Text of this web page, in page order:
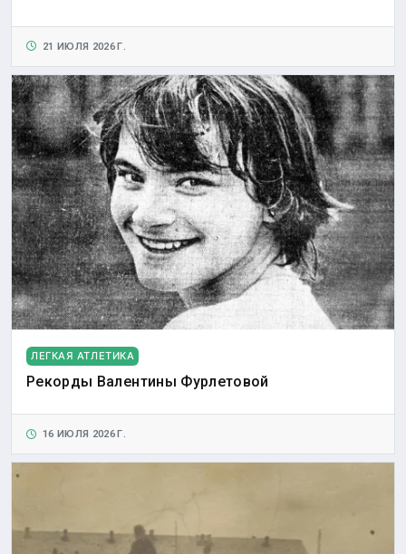
21 ИЮЛЯ 2026 Г.
ЛЕГКАЯ АТЛЕТИКА
Рекорды Валентины Фурлетовой
16 ИЮЛЯ 2026 Г.